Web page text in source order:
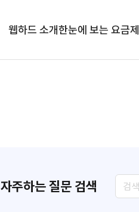
웹하드 소개한눈에 보는 요금제
자주하는 질문 검색